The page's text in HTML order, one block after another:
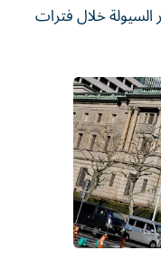
السيولة خلال فترات